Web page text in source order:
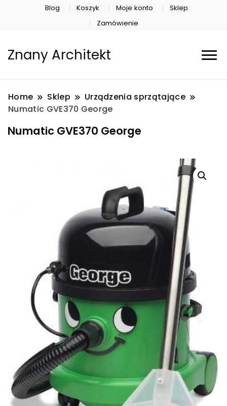
Blog Koszyk Moje konto
Sklep
Zamówienie
Znany Architekt
Home Sklep
Urządzenia sprzątające
Numatic GVE370 George
Numatic GVE370 George